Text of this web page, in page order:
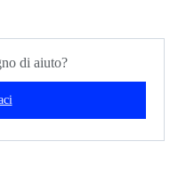
di aiuto?